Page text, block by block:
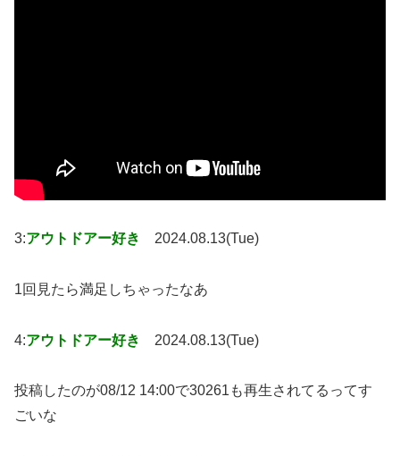
3:アウトドアー好き 2024.08.13(Tue)
1回見たら満足しちゃったなあ
4:アウトドアー好き 2024.08.13(Tue)
投稿したのが08/12 14:00で30261も再生されてるってす
ごいな